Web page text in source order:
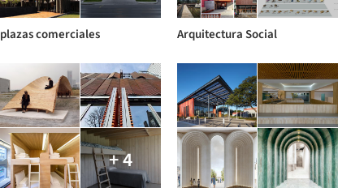
plazas comerciales Arquitectura Social
+ 4